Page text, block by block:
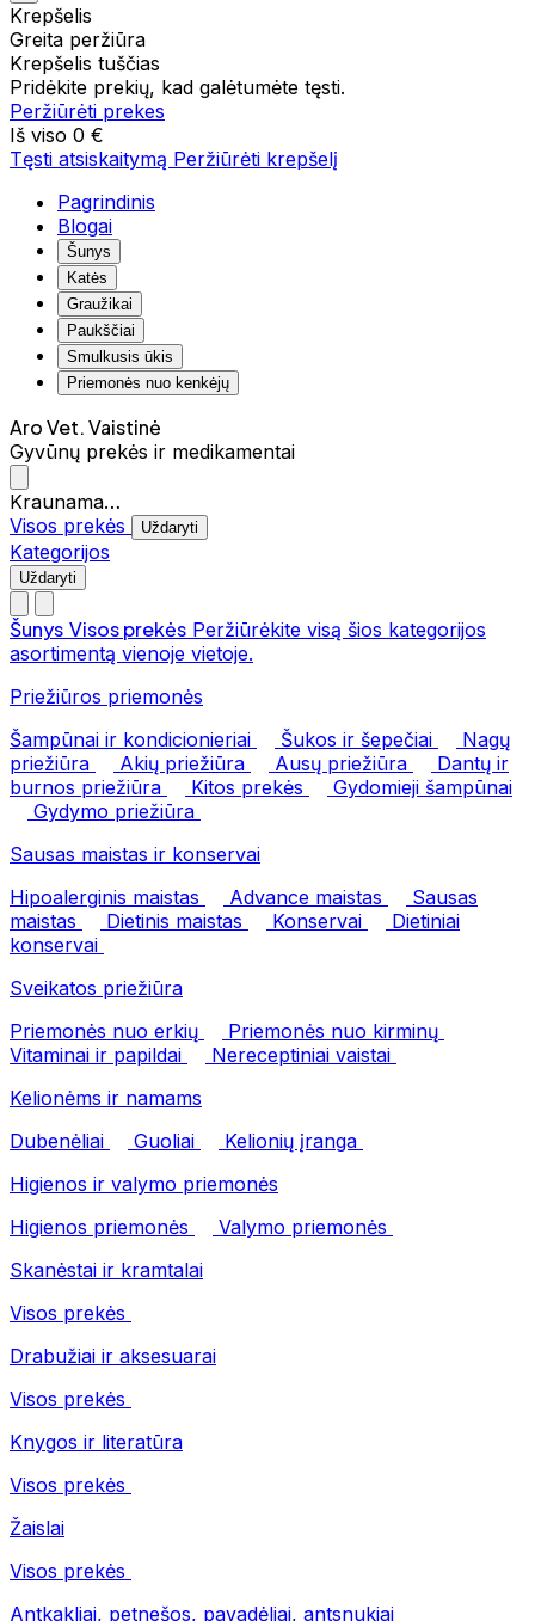
Krepšelis
Greita peržiūra
Krepšelis tuščias
Pridėkite prekių, kad galėtumėte tęsti.
Peržiūrėti prekes
Iš viso 0 €
Tęsti atsiskaitymą Peržiūrėti krepšelį
Pagrindinis
Blogai
Šunys
Katės
Graužikai
Paukščiai
Smulkusis ūkis
Priemonės nuo kenkėjų
Aro Vet. Vaistinė
Gyvūnų prekės ir medikamentai
Kraunama…
Visos prekės
Uždaryti
Kategorijos
Uždaryti
Šunys Visos prekės Peržiūrėkite visą šios kategorijos
asortimentą vienoje vietoje.
Priežiūros priemonės
Šampūnai ir kondicionieriai
Šukos ir šepečiai
Nagų
priežiūra
Akių priežiūra Ausų priežiūra
Dantų ir
burnos priežiūra
Kitos prekės
Gydomieji šampūnai
Gydymo priežiūra
Sausas maistas ir konservai
Hipoalerginis maistas
Advance maistas
Sausas
maistas
Dietinis maistas Konservai
Dietiniai
konservai
Sveikatos priežiūra
Priemonės nuo erkių
Priemonės nuo kirminų
Vitaminai ir papildai
Nereceptiniai vaistai
Kelionėms ir namams
Dubenėliai
Guoliai
Kelionių įranga
Higienos ir valymo priemonės
Higienos priemonės
Valymo priemonės
Skanėstai ir kramtalai
Visos prekės
Drabužiai ir aksesuarai
Visos prekės
Knygos ir literatūra
Visos prekės
Žaislai
Visos prekės
Antkakliai, petnešos, pavadėliai, antsnukiai